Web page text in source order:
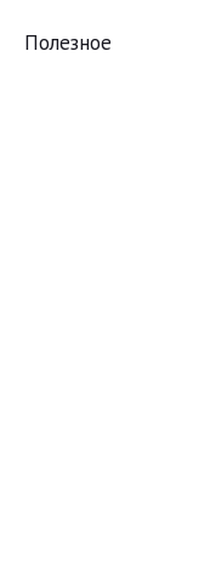
Полезное